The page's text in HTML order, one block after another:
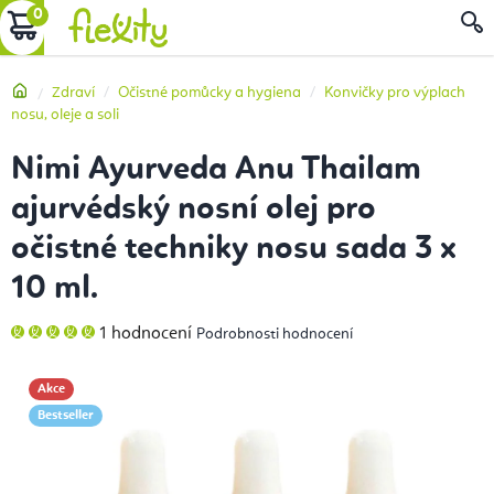
Přejít
na
NÁKUPNÍ
DomůZdraví Očistné pomůcky a hygiena
Konvičky pro výplach
nosu, oleje a soli
Nimi Ayurveda Anu Thailam
ajurvédský nosní olej pro
očistné techniky nosu sada 3 x
10 ml.
Průměrné
hodnocení
5
hvězdiček.
1 hodnocení Podrobnosti hodnocení
Akce
Bestseller